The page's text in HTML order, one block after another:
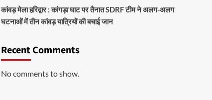
कांवड़ मेला हरिद्वार : कांगड़ा घाट पर तैनात SDRF टीम ने अलग-अलग
घटनाओं में तीन कांवड़ यात्रियों की बचाई जान
Recent Comments
No comments to show.